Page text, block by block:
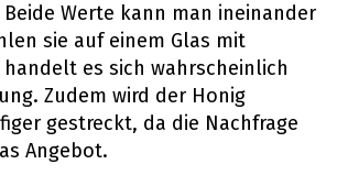
Werte kann man ineinander
sie auf einem Glas mit
es sich wahrscheinlich
Zudem wird der Honig
gestreckt, da die Nachfrage
Angebot.